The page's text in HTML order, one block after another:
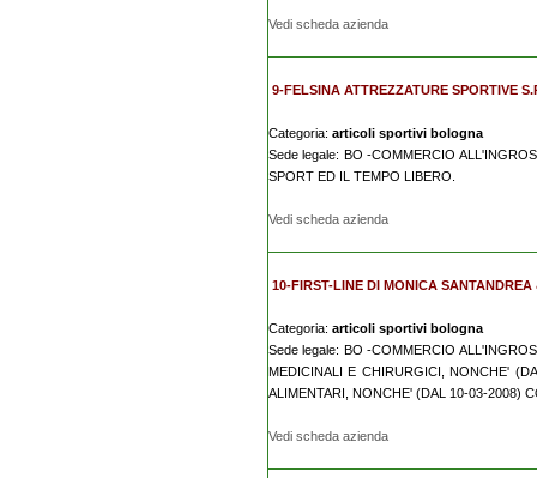
Vedi scheda azienda
9-FELSINA ATTREZZATURE SPORTIVE
Categoria: articoli sportivi bologna
Sede legale: BO -COMMERCIO
SPORT ED IL TEMPO LIBERO.
Vedi scheda azienda
10-FIRST-LINE DI MONICA SANTANDREA
Categoria: articoli sportivi bologna
Sede legale: BO -COMMERCIO
MEDICINALI E CHIRURGICI, NONCHE'
ALIMENTARI, NONCHE' (DAL 10-03-2008)
Vedi scheda azienda